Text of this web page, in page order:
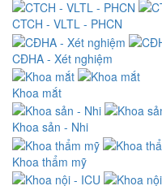
CTCH - VLTL - PHCN
CĐHA - Xét nghiệm
Khoa mắt
Khoa sản - Nhi
Khoa thẩm mỹ